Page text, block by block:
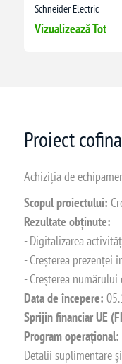
Schneider Electric
Vizualizează Tot
Proiect
Achiziția de
Scopul proiectului:
Rezultate obținute:
- Digitalizarea
- Creșterea prezenței
- Creșterea
Data de începere:
Sprijin financiar UE
Program operațional:
Detalii suplimentare